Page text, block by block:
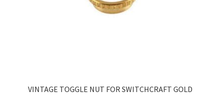
VINTAGE TOGGLE NUT FOR SWITCHCRAFT GOLD